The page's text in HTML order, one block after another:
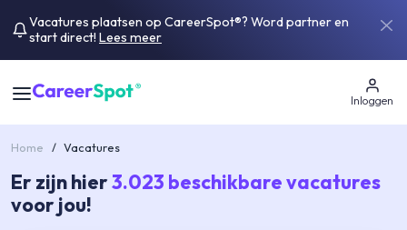
Vacatures plaatsen op CareerSpot®? Word partner en
start direct! Lees meer
Inloggen
Home / Vacatures
Er zijn hier3.023 beschikbare vacatures
voor jou!